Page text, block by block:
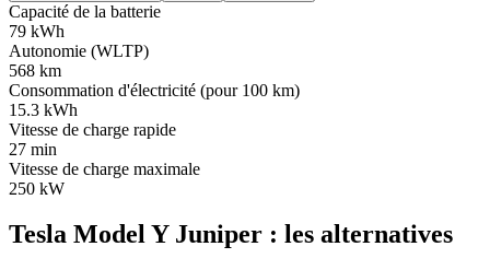
Capacité de la batterie
79 kWh
Autonomie (WLTP)
568 km
Consommation d'électricité (pour 100 km)
15.3 kWh
Vitesse de charge rapide
27 min
Vitesse de charge maximale
250 kW
Tesla Model Y Juniper : les alternatives